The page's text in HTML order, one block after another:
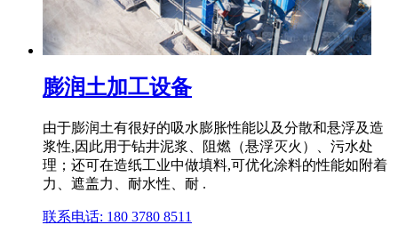
膨润土加工设备
由于膨润土有很好的吸水膨胀性能以及分散和悬浮及造
浆性,因此用于钻井泥浆、阻燃（悬浮灭火）、污水处
理；还可在造纸工业中做填料,可优化涂料的性能如附着
力、遮盖力、耐水性、耐 .
联系电话: 180 3780 8511